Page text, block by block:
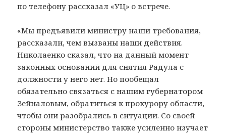
по телефону рассказал «УЦ» о встрече.
«Мы предъявили министру наши требования,
рассказали, чем вызваны наши действия.
Николаенко сказал, что на данный момент
законных оснований для снятия Радула с
должности у него нет. Но пообещал
обязательно связаться с нашим губернатором
Зейналовым, обратиться к прокурору области,
чтобы они разобрались в ситуации. Со своей
стороны министерство также усиленно изучает